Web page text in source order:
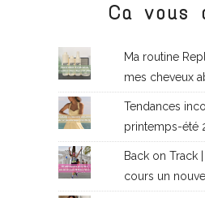
Ca vous
Ma routine
mes cheveux
Tendances
printemps-été
Back on Track
cours un